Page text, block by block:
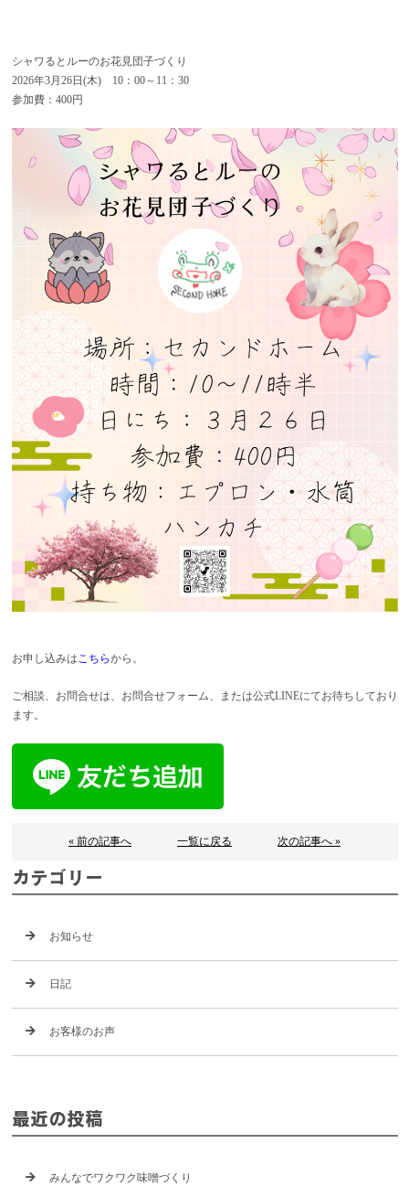
シャワるとルーのお花見団子づくり
2026年3月26日(木) 10：00～11：30
参加費：400円
お申し込みはこちらから。
ご相談、お問合せは、お問合せフォーム、または公式LINEにてお待ちしており
ます。
« 前の記事へ 一覧に戻る 次の記事へ »
カテゴリー
お知らせ
日記
お客様のお声
最近の投稿
みんなでワクワク味噌づくり